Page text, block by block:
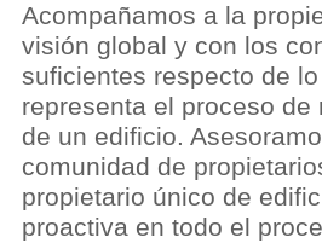
Acompañamos a la
visión global y con los
suficientes respecto de
representa el proceso de
de un edificio.
comunidad de
propietario único de
proactiva en todo el